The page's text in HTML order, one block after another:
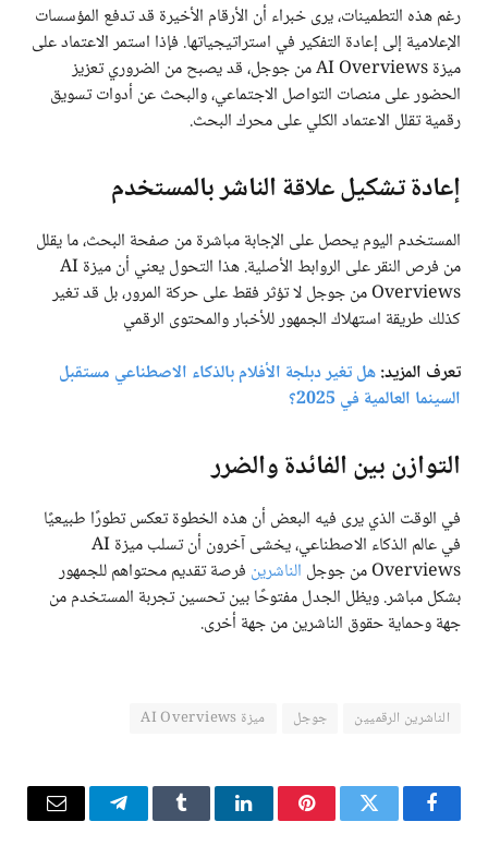
رغم هذه التطمينات، يرى خبراء أن الأرقام الأخيرة قد تدفع المؤسسات
الإعلامية إلى إعادة التفكير في استراتيجياتها. فإذا استمر الاعتماد على
ميزة AI Overviews من جوجل، قد يصبح من الضروري تعزيز
الحضور على منصات التواصل الاجتماعي، والبحث عن أدوات تسويق
رقمية تقلل الاعتماد الكلي على محرك البحث.
إعادة تشكيل علاقة الناشر بالمستخدم
المستخدم اليوم يحصل على الإجابة مباشرة من صفحة البحث، ما يقلل
من فرص النقر على الروابط الأصلية. هذا التحول يعني أن ميزة AI
Overviews من جوجل لا تؤثر فقط على حركة المرور، بل قد تغير
كذلك طريقة استهلاك الجمهور للأخبار والمحتوى الرقمي
تعرف المزيد:هل تغير دبلجة الأفلام بالذكاء الاصطناعي مستقبل
السينما العالمية في 2025؟
التوازن بين الفائدة والضرر
في الوقت الذي يرى فيه البعض أن هذه الخطوة تعكس تطورًا طبيعيًا
في عالم الذكاء الاصطناعي، يخشى آخرون أن تسلب ميزة AI
Overviews من جوجل
الناشرين فرصة تقديم محتواهم للجمهور
بشكل مباشر. ويظل الجدل مفتوحًا بين تحسين تجربة المستخدم من
جهة وحماية حقوق الناشرين من جهة أخرى.
الناشرين الرقميين جوجل ميزة AI Overviews
فيسبوكتويتر بينتيريستلينكدإن Tumblr تيلقرام البريد